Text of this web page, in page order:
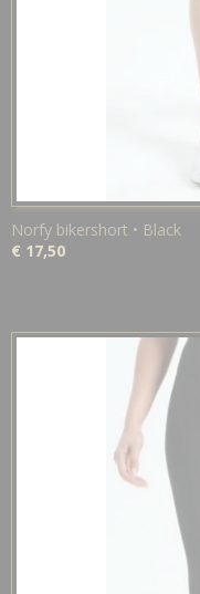
Norfy bikershort • Black
€ 17,50